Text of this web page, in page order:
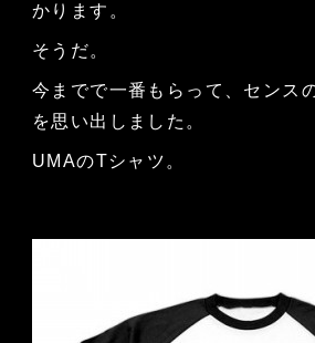
かります。
そうだ。
今までで一番もらって、センス
を思い出しました。
UMAのTシャツ。